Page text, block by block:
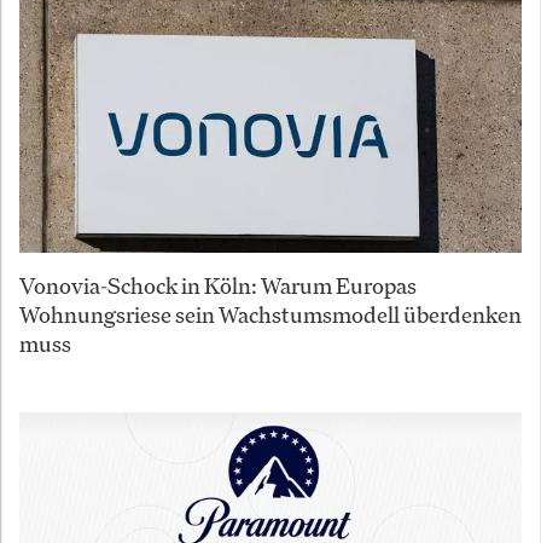
Vonovia-Schock in Köln: Warum Europas
Wohnungsriese sein Wachstumsmodell überdenken
muss